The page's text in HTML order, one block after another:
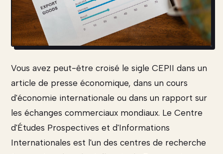
Vous avez peut-être croisé le sigle CEPII dans un
article de presse économique, dans un cours
d'économie internationale ou dans un rapport sur
les échanges commerciaux mondiaux. Le Centre
d'Études Prospectives et d'Informations
Internationales est l'un des centres de recherche